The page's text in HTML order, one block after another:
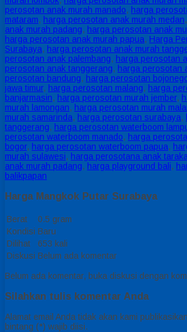
perosotan anak murah manado, harga
mataram, harga perosotan anak murah medan,
anak murah padang, harga perosotan anak
harga perosotan anak murah papua, Harga
Surabaya, harga perosotan anak murah
perosotan anak palembang, harga perosotan
perosotan anak tanggerang, harga perosotan
perosotan bandung, harga perosotan
jawa timur, harga perosotan malang, harga
banjarmasin, harga perosotan murah jember,
murah lamongan, harga perosotan murah
murah samarinda, harga perosotan surabaya,
tanggerang, harga perosotan waterboom
perosotan waterboom manado, harga
bogor, harga perosotan waterboom papua,
murah sulawesi, harga perosotana anak
anak murah padang, harga playground bali,
balikpapan
Harga Mangkok Putar Surabaya
Berat
0.5 gram
Kondisi Baru
Dilihat
653 kali
Diskusi Belum ada komentar
Belum ada komentar, buka diskusi dengan
Silahkan tulis komentar Anda
Alamat email Anda tidak akan kami
bintang (*) wajib diisi.